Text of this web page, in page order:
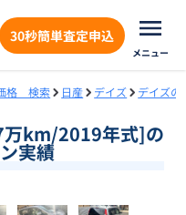
30秒簡単査定申込
メニュー
格 検索 日産 デイズ デイズの
km/2019年式]の
実績
1/18